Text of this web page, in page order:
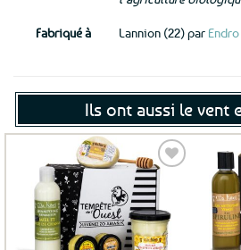
Fabriqué à Lannion (22) par
Ils ont aussi le vent
Ajouter
aux
favoris